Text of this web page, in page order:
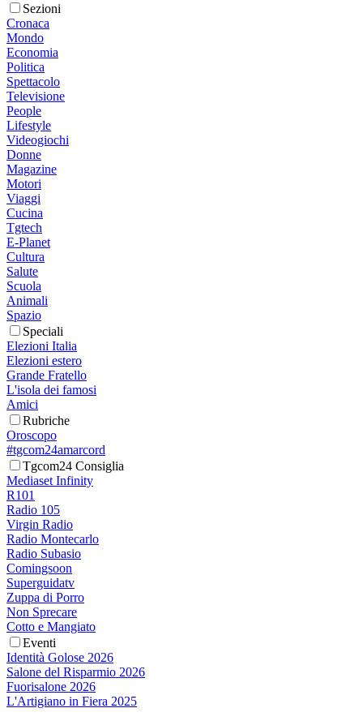
Sezioni
Cronaca
Mondo
Economia
Politica
Spettacolo
Televisione
People
Lifestyle
Videogiochi
Donne
Magazine
Motori
Viaggi
Cucina
Tgtech
E-Planet
Cultura
Salute
Scuola
Animali
Spazio
Speciali
Elezioni Italia
Elezioni estero
Grande Fratello
L'isola dei famosi
Amici
Rubriche
Oroscopo
#tgcom24amarcord
Tgcom24 Consiglia
Mediaset Infinity
R101
Radio 105
Virgin Radio
Radio Montecarlo
Radio Subasio
Comingsoon
Superguidatv
Zuppa di Porro
Non Sprecare
Cotto e Mangiato
Eventi
Identità Golose 2026
Salone del Risparmio 2026
Fuorisalone 2026
L'Artigiano in Fiera 2025